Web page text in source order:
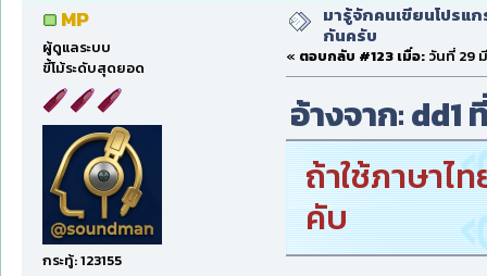
MP
ผู้ดูแลระบบ
ขี้โม้ระดับสุดยอด
กระทู้: 123155
มารู้จักคนเขียนโปรแก
กันครับ
« ตอบกลับ #123 เมื่อ: วันที่ 29
อ้างจาก: dd1
ถ้าใช้ภาษาไ
คับ